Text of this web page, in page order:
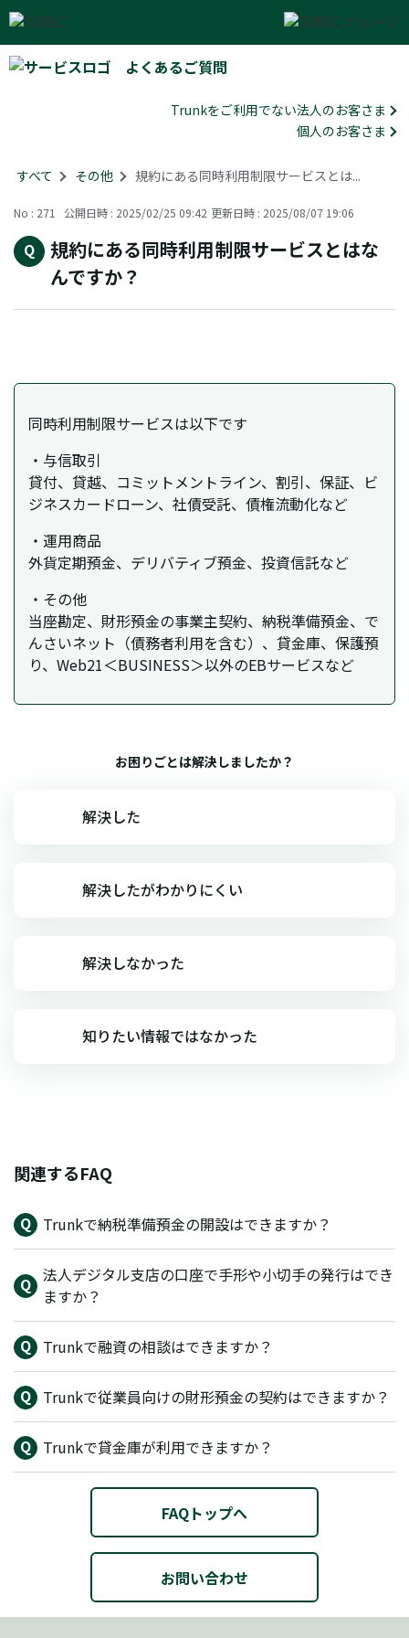
よくあるご質問
Trunkをご利用でない法人のお客さま
個人のお客さま
すべて > その他 > 規約にある同時利用制限サービスとは...
No : 271 公開日時 : 2025/02/25 09:42 更新日時 : 2025/08/07 19:06
規約にある同時利用制限サービスとはな
んですか？
同時利用制限サービスは以下です
・与信取引
貸付、貸越、コミットメントライン、割引、保証、ビ
ジネスカードローン、社債受託、債権流動化など
・運用商品
外貨定期預金、デリバティブ預金、投資信託など
・その他
当座勘定、財形預金の事業主契約、納税準備預金、で
んさいネット（債務者利用を含む）、貸金庫、保護預
り、Web21＜BUSINESS＞以外のEBサービスなど
お困りごとは解決しましたか？
解決した
解決したがわかりにくい
解決しなかった
知りたい情報ではなかった
関連するFAQ
Trunkで納税準備預金の開設はできますか？
法人デジタル支店の口座で手形や小切手の発行はでき
ますか？
Trunkで融資の相談はできますか？
Trunkで従業員向けの財形預金の契約はできますか？
Trunkで貸金庫が利用できますか？
FAQトップへ
お問い合わせ